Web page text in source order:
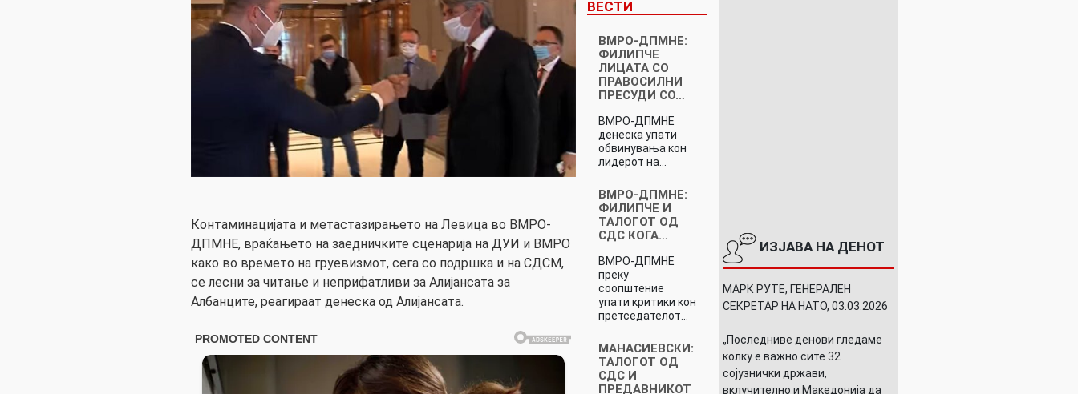
Контаминацијата и метастазирањето на Левица во ВМРО-
ДПМНЕ, враќањето на заедничките сценарија на ДУИ и ВМРО
како во времето на груевизмот, сега со подршка и на СДСМ,
се лесни за читање и неприфатливи за Алијансата за
Албанците, реагираат денеска од Алијансата.
ВЕСТИ
ВМРО-ДПМНЕ:
ФИЛИПЧЕ
ЛИЦАТА СО
ПРАВОСИЛНИ
ПРЕСУДИ СО…
ВМРО-ДПМНЕ
денеска упати
обвинувања кон
лидерот на…
ВМРО-ДПМНЕ:
ФИЛИПЧЕ И
ТАЛОГОТ ОД
СДС КОГА…
ВМРО-ДПМНЕ
преку
соопштение
упати критики кон
претседателот…
МАНАСИЕВСКИ:
ТАЛОГОТ ОД
СДС И
ПРЕДАВНИКОТ
ИЗЈАВА НА ДЕНОТ
МАРК РУТЕ, ГЕНЕРАЛЕН
СЕКРЕТАР НА НАТО, 03.03.2026
„Последниве денови гледаме
колку е важно сите 32
сојузнички држави,
вклучително и Македонија да